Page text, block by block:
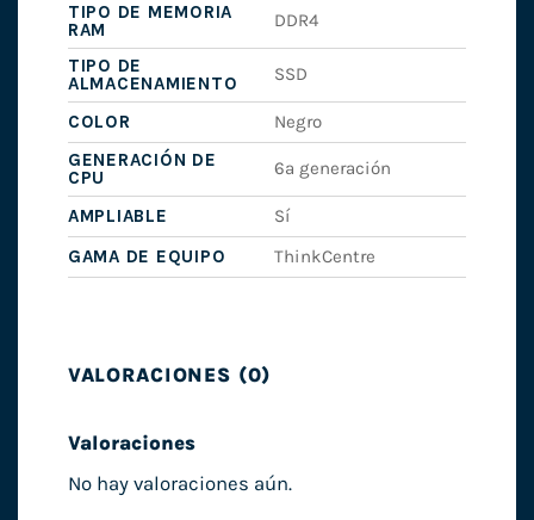
TIPO DE MEMORIA
RAM
DDR4
TIPO DE
ALMACENAMIENTO
SSD
COLOR
Negro
GENERACIÓN DE
CPU
6ª generación
AMPLIABLE
Sí
GAMA DE EQUIPO
ThinkCentre
VALORACIONES (0)
Valoraciones
No hay valoraciones aún.